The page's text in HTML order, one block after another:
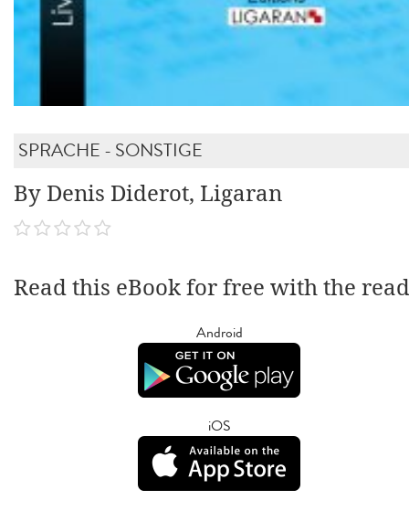
SPRACHE - SONSTIGE
By Denis Diderot, Ligaran
Read this eBook for free with the
Android
iOS